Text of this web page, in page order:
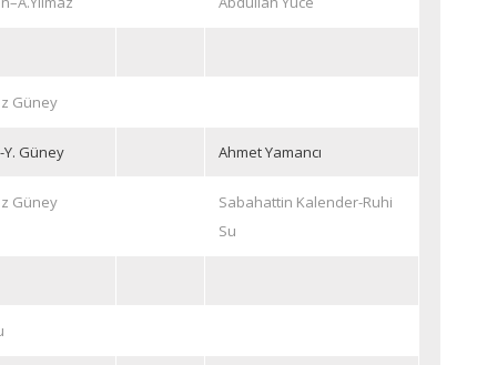
Güney
Y. Güney Ahmet Yamancı
Güney
Sabahattin Kalender-Ruhi
Su